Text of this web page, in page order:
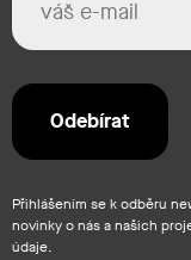
Přihlášením se k odběru
novinky o nás a našich
údaje.